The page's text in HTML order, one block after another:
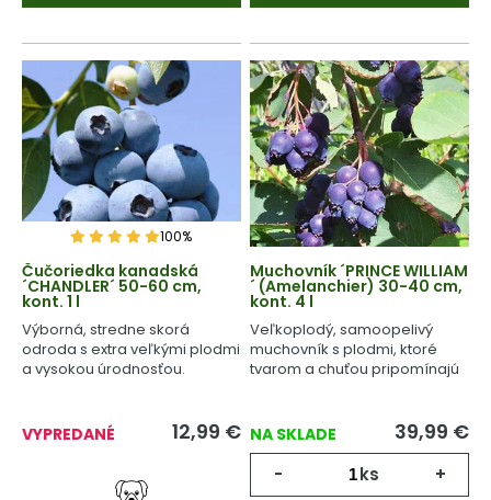
100%
Čučoriedka kanadská
´CHANDLER´ 50-60 cm,
kont. 1 l
Výborná, stredne skorá
odroda s extra veľkými plodmi
a vysokou úrodnosťou.
VYPREDANÉ 12,99 €
Muchovník ´PRINCE WILLIAM
´ (Amelanchier) 30-40 cm,
kont. 4 l
Veľkoplodý, samoopelivý
muchovník s plodmi, ktoré
tvarom a chuťou pripomínajú
NA SKLADE 39,99 €
- ks +